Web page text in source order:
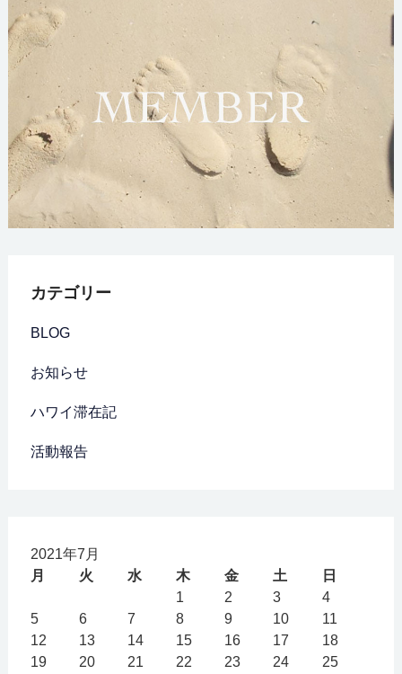
カテゴリー
BLOG
お知らせ
ハワイ滞在記
活動報告
2021年7月
月
火 水 木 金 土
日
1
2 3
4
5
6 7 8 9 10
11
12
13 14 15 16 17
18
19
20 21 22 23 24
25